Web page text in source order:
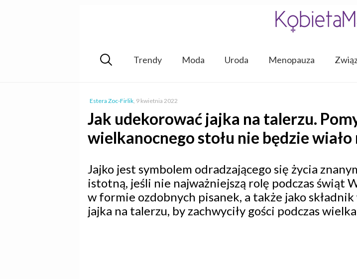
Trendy Moda Uroda Menopauza
Estera Zoc-Firlik, 9 kwietnia 2022
Jak udekorować jajka na talerzu.
wielkanocnego stołu nie będzie wiało
Jajko jest symbolem odradzającego się życia
istotną, jeśli nie najważniejszą rolę podczas świąt
w formie ozdobnych pisanek, a także jako
jajka na talerzu, by zachwyciły gości podczas